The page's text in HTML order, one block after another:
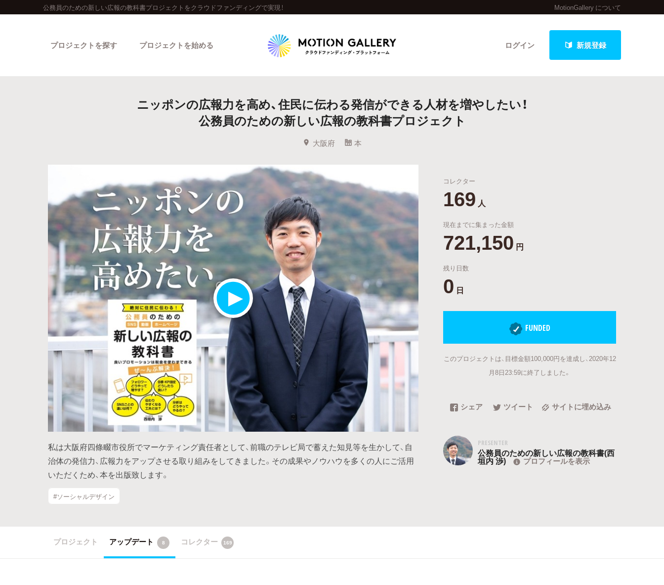
公務員のための新しい広報の教科書プロジェクトをクラウドファンディングで実現！ MotionGallery について
ログイン 新規登録
プロジェクトを探す
人気のプロジェクト 新着プロジェクト 終了間近のプロジェクト
Feature
タグから探す
Legendary
最新達成プロジェクト 調達額が大きいプロジェクト
プロジェクトを始める
ニッポンの広報力を高め、住民に伝わる発信ができる人材を増やしたい！
公務員のための新しい広報の教科書プロジェクト
大阪府 本
私は大阪府四條畷市役所でマーケティング責任者として、前職のテレビ局で蓄えた知見等を生かして、自
治体の発信力、広報力をアップさせる取り組みをしてきました。その成果やノウハウを多くの人にご活用
いただくため、本を出版致します。
#ソーシャルデザイン
コレクター
169 人
現在までに集まった金額
721,150 円
残り日数
0 日
FUNDED
このプロジェクトは、目標金額100,000円を達成し、2020年12
月8日23:59に終了しました。
シェア ツイート サイトに埋め込み
PRESENTER
公務員のための新しい広報の教科書(西
垣内 渉) プロフィールを表示
プロジェクト アップデート 8 コレクター 169